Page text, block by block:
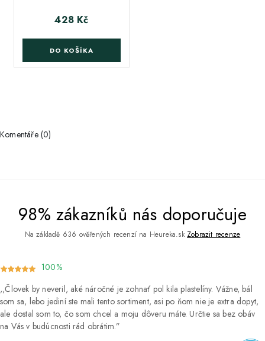
Cena
428 Kč
DO KOŠÍKA
Komentáře (0)
98% zákazníků nás doporučuje
Na základě 636 ověřených recenzí na Heureka.sk Zobrazit recenze
100%
Človek by neveril, aké náročné je zohnať pol kila plastelíny. Vážne, bál
som sa, lebo jediní ste mali tento sortiment, asi po ňom nie je extra dopyt,
ale dostal som to, čo som chcel a moju dôveru máte. Určtie sa bez obáv
na Vás v budúcnosti rád obrátim.